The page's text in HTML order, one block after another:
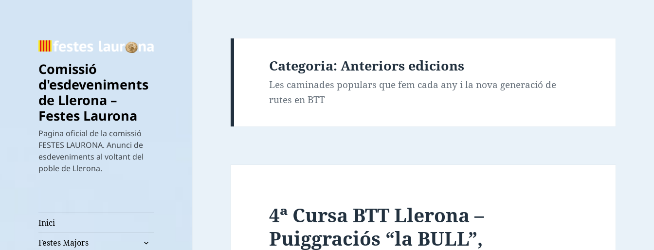
Comissió
d'esdeveniments
de Llerona –
Festes Laurona
Pagina oficial de la comissió
FESTES LAURONA. Anunci de
esdeveniments al voltant del
poble de Llerona.
Inici
Festes Majors
amplia
Categoria:Anteriors edicions
Les caminades populars que fem cada any i la nova generació de
rutes en BTT
4ª Cursa BTT Llerona –
Puiggraciós “la BULL”,